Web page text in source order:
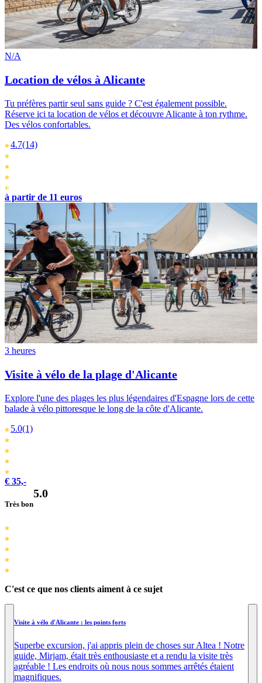
N/A
Location de vélos à Alicante
Tu préfères partir seul sans guide ? C'est également possible.
Réserve ici ta location de vélos et découvre Alicante à ton rythme.
Des vélos confortables.
4.7(14)
à partir de 11 euros
3 heures
Visite à vélo de la plage d'Alicante
Explore l'une des plages les plus légendaires d'Espagne lors de cette
balade à vélo pittoresque le long de la côte d'Alicante.
5.0(1)
€ 35,-
Très bon
5.0
C'est ce que nos clients aiment à ce sujet
Visite à vélo d'Alicante : les points forts
Superbe excursion, j'ai appris plein de choses sur Altea ! Notre
guide, Mirjam, était très enthousiaste et a rendu la visite très
agréable ! Les endroits où nous nous sommes arrêtés étaient
magnifiques.